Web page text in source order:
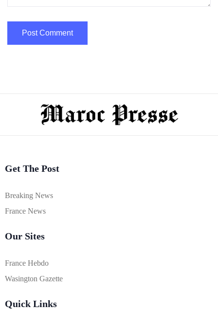
Get The Post
Breaking News
France News
Our Sites
France Hebdo
Wasington Gazette
Quick Links